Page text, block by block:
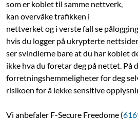
som er koblet til samme nettverk,
kan overvåke trafikken i
nettverket og i verste fall se
hvis du logger på ukrypterte
ser svindlerne bare at du har koblet
ikke hva du foretar deg på nettet. På
forretningshemmeligheter for deg
risikoen for å lekke sensitive
Vi anbefaler F-Secure Freedome (